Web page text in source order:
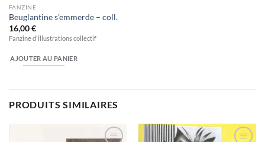
FANZINE
Beuglantine s’emmerde – coll.
16,00€
Fanzine d'illustrations collectif
AJOUTER AU PANIER
PRODUITS SIMILAIRES